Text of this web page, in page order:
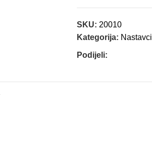
SKU: 20010
Kategorija: Nastavci
Podijeli: